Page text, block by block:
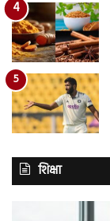
शिक्षा